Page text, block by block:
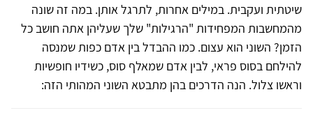
שיטתית ועקבית. במילים אחרות, לתרגל אותן. במה זה שונה
מהמחשבות המפחידות "הרגילות" שלך שעליהן אתה חושב כל
הזמן? השוני הוא עצום. כמו ההבדל בין אדם כפות שמנסה
להילחם בסוס פראי, לבין אדם שמאלף סוס, כשידיו חופשיות
וראשו צלול. הנה הדרכים בהן מתבטא השוני המהותי הזה: